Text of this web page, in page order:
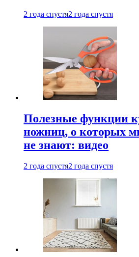
2 года спустя2 года спустя
Полезные функции
ножниц, о которых
не знают: видео
2 года спустя2 года спустя